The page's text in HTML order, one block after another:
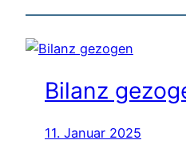
Bilanz
11. Januar 2025